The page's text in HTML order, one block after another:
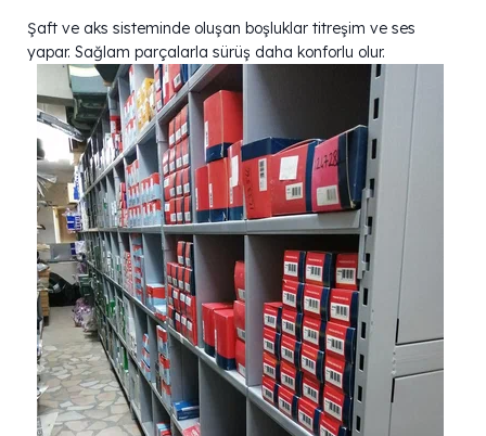
Şaft ve aks sisteminde oluşan boşluklar titreşim ve ses
yapar. Sağlam parçalarla sürüş daha konforlu olur.